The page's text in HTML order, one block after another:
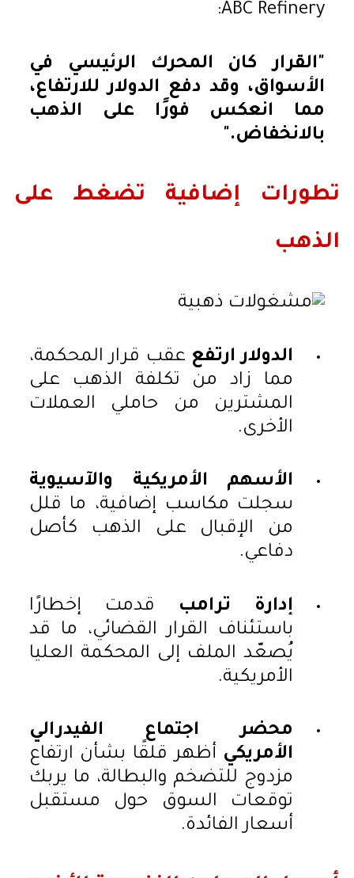
ABC Refinery:
"القرار كان المحرك الرئيسي في
الأسواق، وقد دفع الدولار للارتفاع،
مما انعكس فورًا على الذهب
بالانخفاض."
تطورات إضافية تضغط على
الذهب
الدولار ارتفع عقب قرار المحكمة،
مما زاد من تكلفة الذهب على
المشترين من حاملي العملات
الأخرى.
الأسهم الأمريكية والآسيوية
سجلت مكاسب إضافية، ما قلل
من الإقبال على الذهب كأصل
دفاعي.
إدارة ترامب قدمت إخطارًا
باستئناف القرار القضائي، ما قد
يُصعّد الملف إلى المحكمة العليا
الأمريكية.
محضر اجتماع الفيدرالي
الأمريكي أظهر قلقًا بشأن ارتفاع
مزدوج للتضخم والبطالة، ما يربك
توقعات السوق حول مستقبل
أسعار الفائدة.